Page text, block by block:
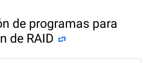
de programas para
de RAID